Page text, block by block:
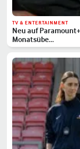
TV & ENTERTAINMENT
Neu auf
Monatsübe…